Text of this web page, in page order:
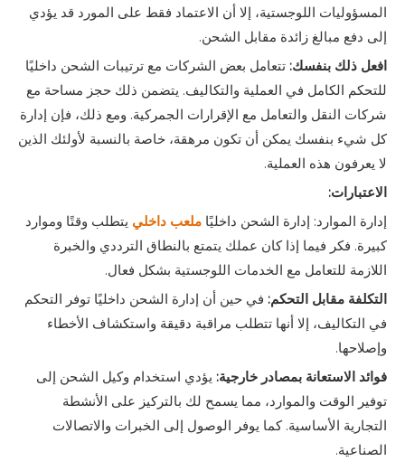
المسؤوليات اللوجستية، إلا أن الاعتماد فقط على المورد قد يؤدي
إلى دفع مبالغ زائدة مقابل الشحن.
افعل ذلك بنفسك: تتعامل بعض الشركات مع ترتيبات الشحن داخليًا
للتحكم الكامل في العملية والتكاليف. يتضمن ذلك حجز مساحة مع
شركات النقل والتعامل مع الإقرارات الجمركية. ومع ذلك، فإن إدارة
كل شيء بنفسك يمكن أن تكون مرهقة، خاصة بالنسبة لأولئك الذين
لا يعرفون هذه العملية.
الاعتبارات:
إدارة الموارد: إدارة الشحن داخليًا ملعب داخلي يتطلب وقتًا وموارد
كبيرة. فكر فيما إذا كان عملك يتمتع بالنطاق الترددي والخبرة
اللازمة للتعامل مع الخدمات اللوجستية بشكل فعال.
التكلفة مقابل التحكم: في حين أن إدارة الشحن داخليًا توفر التحكم
في التكاليف، إلا أنها تتطلب مراقبة دقيقة واستكشاف الأخطاء
وإصلاحها.
فوائد الاستعانة بمصادر خارجية: يؤدي استخدام وكيل الشحن إلى
توفير الوقت والموارد، مما يسمح لك بالتركيز على الأنشطة
التجارية الأساسية. كما يوفر الوصول إلى الخبرات والاتصالات
الصناعية.